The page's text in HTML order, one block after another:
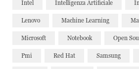
Intel Intelligenza Artificiale
Lenovo Machine Learning
Microsoft Notebook Open
Pmi Red Hat Samsung